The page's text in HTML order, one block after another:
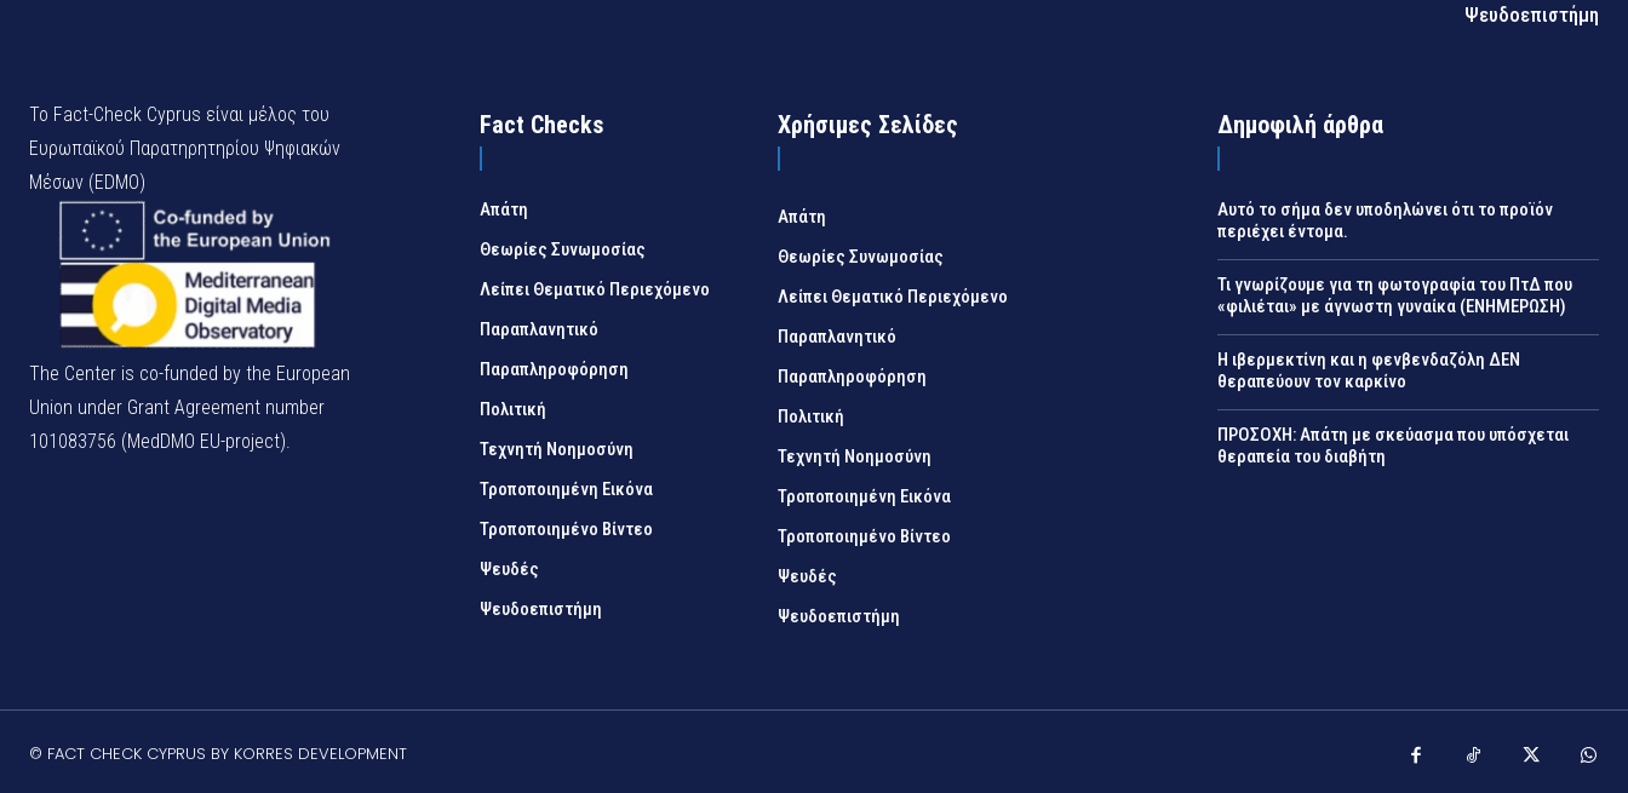
Ψευδοεπιστήμη
Το Fact-Check Cyprus είναι μέλος του
Ευρωπαϊκού Παρατηρητηρίου Ψηφιακών
Μέσων (EDMO)
The Center is co-funded by the European
Union under Grant Agreement number
101083756 (MedDMO EU-project).
Fact Checks
Απάτη
Θεωρίες Συνωμοσίας
Λείπει Θεματικό Περιεχόμενο
Παραπλανητικό
Παραπληροφόρηση
Πολιτική
Τεχνητή Νοημοσύνη
Τροποποιημένη Εικόνα
Τροποποιημένο Βίντεο
Ψευδές
Ψευδοεπιστήμη
Χρήσιμες Σελίδες
Απάτη
Θεωρίες Συνωμοσίας
Λείπει Θεματικό Περιεχόμενο
Παραπλανητικό
Παραπληροφόρηση
Πολιτική
Τεχνητή Νοημοσύνη
Τροποποιημένη Εικόνα
Τροποποιημένο Βίντεο
Ψευδές
Ψευδοεπιστήμη
Δημοφιλή άρθρα
Αυτό το σήμα δεν υποδηλώνει ότι το προϊόν
περιέχει έντομα.
Τι γνωρίζουμε για τη φωτογραφία του ΠτΔ που
«φιλιέται» με άγνωστη γυναίκα (ΕΝΗΜΕΡΩΣΗ)
Η ιβερμεκτίνη και η φενβενδαζόλη ΔΕΝ
θεραπεύουν τον καρκίνο
ΠΡΟΣΟΧΗ: Απάτη με σκεύασμα που υπόσχεται
θεραπεία του διαβήτη
© FACT CHECK CYPRUS BY KORRES DEVELOPMENT